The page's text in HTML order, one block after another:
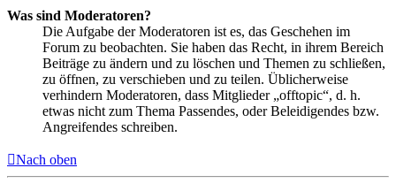
Was sind Moderatoren?
Die Aufgabe der Moderatoren ist es, das Geschehen im
Forum zu beobachten. Sie haben das Recht, in ihrem Bereich
Beiträge zu ändern und zu löschen und Themen zu schließen,
zu öffnen, zu verschieben und zu teilen. Üblicherweise
verhindern Moderatoren, dass Mitglieder „offtopic“, d. h.
etwas nicht zum Thema Passendes, oder Beleidigendes bzw.
Angreifendes schreiben.
Nach oben